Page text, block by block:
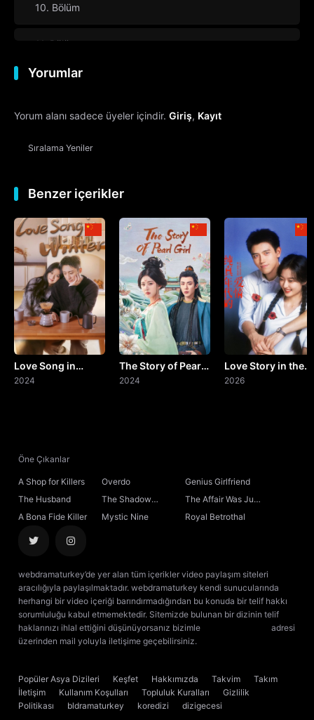
10. Bölüm
11. Bölüm
12. Bölüm
13. Bölüm
14. Bölüm
15. Bölüm
16. Bölüm
17. Bölüm
18. Bölüm
19. Bölüm
20. Bölüm
23. Bölüm
24. Bölüm
26. Bölüm
27. Bölüm
29. Bölüm
Yorumlar
Yorum alanı sadece üyeler içindir. Giriş, Kayıt
Sıralama Yeniler
Benzer içerikler
Love Song in
Winter
2024
The Story of Pearl
Girl
2024
Love Story in the
1970s
2026
Öne Çıkanlar
A Shop for Killers Overdo
Genius Girlfriend
The Husband
The Shadow
Sovereign
The Affair Was Just
the Beginning
A Bona Fide Killer Mystic Nine Royal Betrothal
webdramaturkey’de yer alan tüm içerikler video paylaşım siteleri
aracılığıyla paylaşılmaktadır. webdramaturkey kendi sunucularında
herhangi bir video içeriği barındırmadığından bu konuda bir telif hakkı
sorumluluğu kabul etmemektedir. Sitemizde bulunan bir dizinin telif
haklarınızı ihlal ettiğini düşünüyorsanız bizimle
adresi
üzerinden mail yoluyla iletişime geçebilirsiniz.
Popüler Asya Dizileri Keşfet Hakkımızda Takvim
Takım
İletişim
Kullanım Koşulları Topluluk Kuralları
Gizlilik
Politikası
bldramaturkey koredizi
dizigecesi